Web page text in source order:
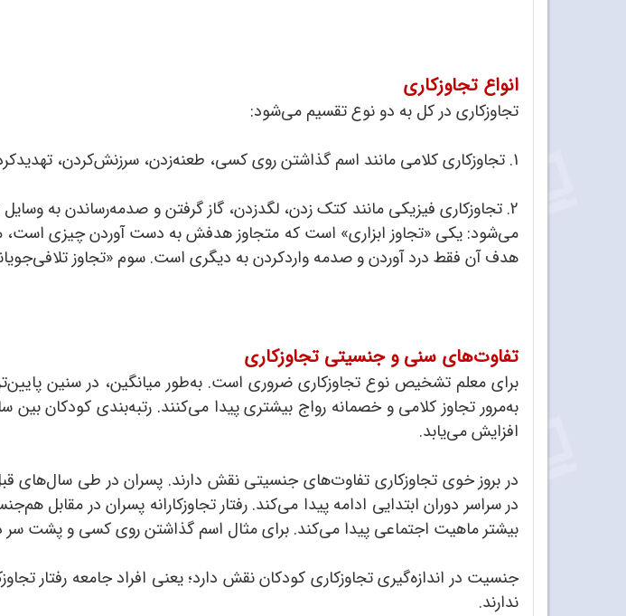
انواع تجاوزکاری
تجاوزکاری در کل به دو نوع تقسیم می‌شود:
1. تجاوزکاری کلامی مانند اسم گذاشتن روی کسی، طعنه‌زدن، سرزنش‌کردن، تهدید‌کردن و امثال آن؛
2. تجاوزکاری فیزیکی مانند کتک زدن، لگدزدن، گاز گرفتن و صدمه‌رساندن به
می‌شود: یکی «تجاوز ابزاری» است که متجاوز هدفش به دست آوردن چیزی
هدف آن فقط درد آوردن و صدمه واردکردن به دیگری است. سوم «تجاوز
تفاوت‌های سنی و جنسیتی تجاوزکاری
برای معلم تشخیص نوع تجاوزکاری ضروری است. به‌طور میانگین، در سنین
به‌مرور تجاوز کلامی و خصمانه رواج بیشتری پیدا می‌کنند. رتبه‌بندی کودکان
افزایش می‌یابد.
در بروز خوی تجاوزکاری تفاوت‌های جنسیتی نقش دارند. پسران در طی سال‌های قبل
در سراسر دوران ابتدایی ادامه پیدا می‌کند. رفتار تجاوزکارانه پسران در مقابل
بیشتر ماهیت اجتماعی پیدا می‌کند. برای مثال اسم گذاشتن روی کسی و پشت سر
جنسیت در اندازه‌گیری تجاوزکاری کودکان نقش دارد؛ یعنی افراد جامعه رفتار
ندارند.